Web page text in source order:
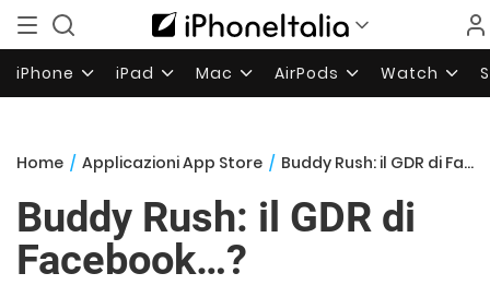
iPhone iPad Mac AirPods Watch
Home / Applicazioni App Store / Buddy Rush: il GDR di Facebook…?
Buddy Rush: il GDR di
Facebook…?